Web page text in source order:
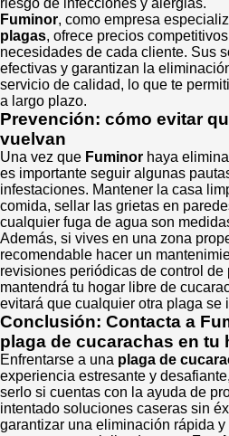
riesgo de infecciones y alergias.
Fuminor, como empresa
plagas, ofrece precios
necesidades de cada cliente. Sus
efectivas y garantizan la
servicio de calidad, lo que te
a largo plazo.
Prevención: cómo evitar
vuelvan
Una vez que Fuminor haya
es importante seguir algunas
infestaciones. Mantener la casa
comida, sellar las grietas en
cualquier fuga de agua son
Además, si vives en una zona
recomendable hacer un
revisiones periódicas de control de
mantendrá tu hogar libre de
evitará que cualquier otra plaga se
Conclusión: Contacta a
plaga de cucarachas en tu
Enfrentarse a una plaga de
experiencia estresante y
serlo si cuentas con la ayuda de
intentado soluciones caseras sin
garantizar una eliminación rápida